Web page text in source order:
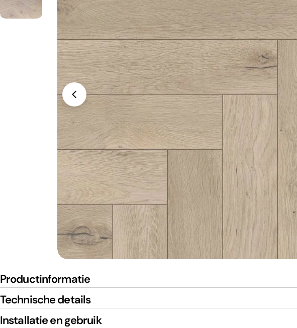
Productinformatie
Technische details
Installatie en gebruik